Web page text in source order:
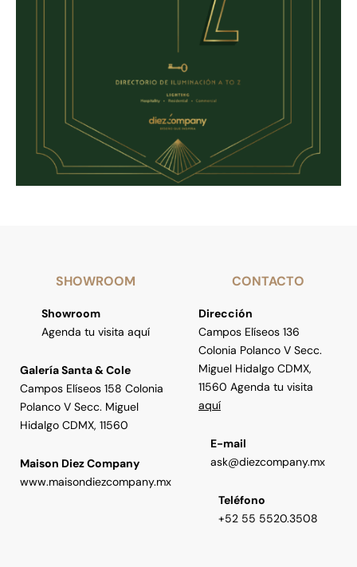
SHOWROOM
Showroom
Agenda tu visita aquí
Galería Santa & Cole
Campos Elíseos 158 Colonia
Polanco V Secc. Miguel
Hidalgo CDMX, 11560
Maison Diez Company
www.maisondiezcompany.mx
CONTACTO
Dirección
Campos Elíseos 136
Colonia Polanco V Secc.
Miguel Hidalgo CDMX,
11560 Agenda tu visita
aquí
E-mail
ask@diezcompany.mx
Teléfono
+52 55 5520.3508